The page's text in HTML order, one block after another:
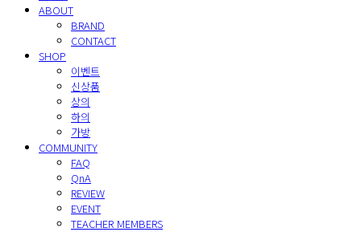
ABOUT
BRAND
CONTACT
SHOP
이벤트
신상품
상의
하의
가방
COMMUNITY
FAQ
QnA
REVIEW
EVENT
TEACHER MEMBERS